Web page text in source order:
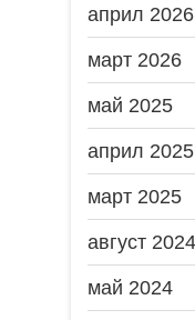
април 2026
март 2026
май 2025
април 2025
март 2025
август 2024
май 2024